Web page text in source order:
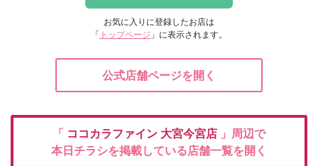
お気に入りに登録したお店は
「 トップページ 」に表示されます。
公式店舗ページを開く
「 ココカラファイン 大宮今宮店 」周辺で
本日チラシを掲載している店舗一覧を開く